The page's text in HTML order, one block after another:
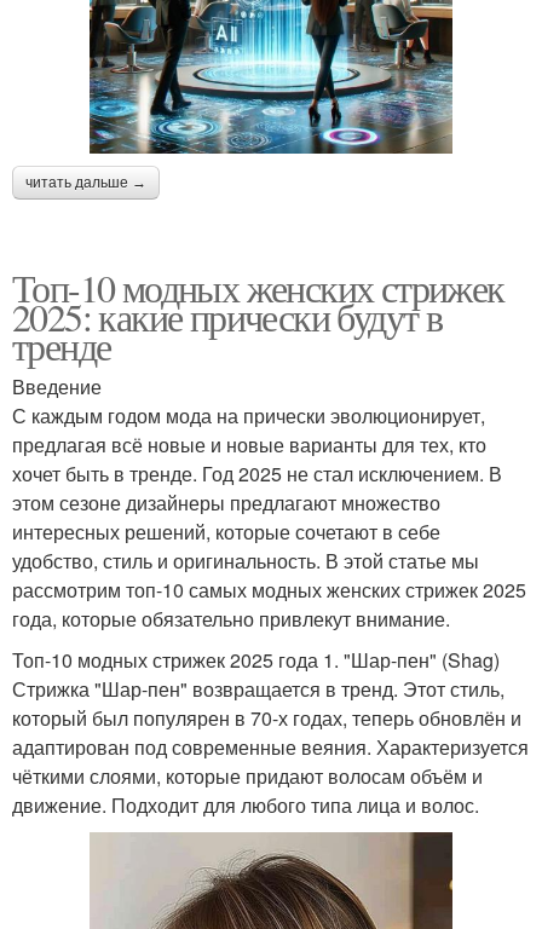
читать дальше →
Топ-10 модных женских стрижек
2025: какие прически будут в
тренде
Введение
С каждым годом мода на прически эволюционирует,
предлагая всё новые и новые варианты для тех, кто
хочет быть в тренде. Год 2025 не стал исключением. В
этом сезоне дизайнеры предлагают множество
интересных решений, которые сочетают в себе
удобство, стиль и оригинальность. В этой статье мы
рассмотрим топ-10 самых модных женских стрижек 2025
года, которые обязательно привлекут внимание.
Топ-10 модных стрижек 2025 года 1. "Шар-пен" (Shag)
Стрижка "Шар-пен" возвращается в тренд. Этот стиль,
который был популярен в 70-х годах, теперь обновлён и
адаптирован под современные веяния. Характеризуется
чёткими слоями, которые придают волосам объём и
движение. Подходит для любого типа лица и волос.